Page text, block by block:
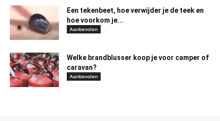
Een tekenbeet, hoe verwijder je de teek en
hoe voorkom je...
Aanbevolen
Welke brandblusser koop je voor camper of
caravan?
Aanbevolen